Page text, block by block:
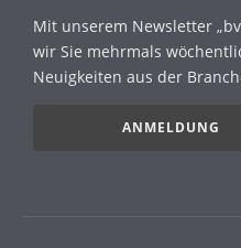
Mit unserem Newsletter
wir Sie mehrmals
Neuigkeiten aus der
ANMELDUNG